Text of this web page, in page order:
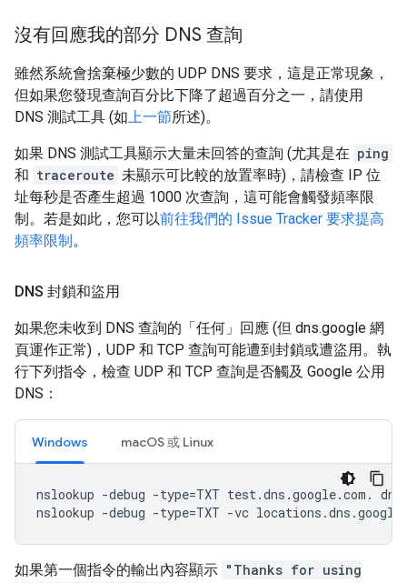
沒有回應我的部分 DNS 查詢
雖然系統會捨棄極少數的 UDP DNS 要求，這是正常現象，
但如果您發現查詢百分比下降了超過百分之一，請使用
DNS 測試工具 (如上一節所述)。
如果 DNS 測試工具顯示大量未回答的查詢 (尤其是在 ping
和 traceroute 未顯示可比較的放置率時)，請檢查 IP 位
址每秒是否產生超過 1000 次查詢，這可能會觸發頻率限
制。若是如此，您可以前往我們的 Issue Tracker 要求提高
頻率限制。
DNS 封鎖和盜用
如果您未收到 DNS 查詢的「任何」 回應 (但 dns.google 網
頁運作正常)，UDP 和 TCP 查詢可能遭到封鎖或遭盜用。執
行下列指令，檢查 UDP 和 TCP 查詢是否觸及 Google 公用
DNS：
Windows macOS 或 Linux
nslookup -debug -type=TXT test.dns .google.com . dns
nslookup -debug -type=TXT -vc locations .dns .google
如果第一個指令的輸出內容顯示 "Thanks for using